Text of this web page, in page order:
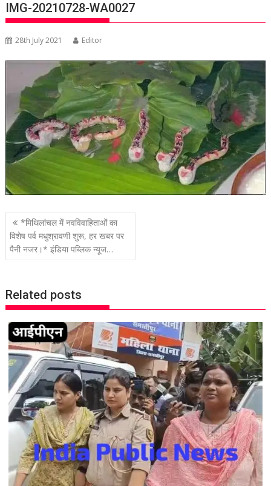
IMG-20210728-WA0027
28th July 2021 Editor
P
o
s
n
a
g
a
t
i
o
n
*मिथिलांचल में नवविवाहिताओं का
विशेष पर्व मधुश्रावणी शुरू, हर खबर पर
पैनी नजर।* इंडिया पब्लिक न्यूज…
Related posts